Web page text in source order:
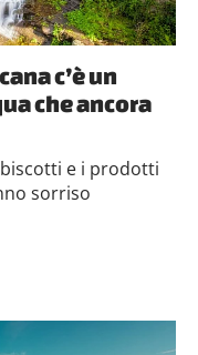
c’è un
che ancora
e i prodotti
sorriso